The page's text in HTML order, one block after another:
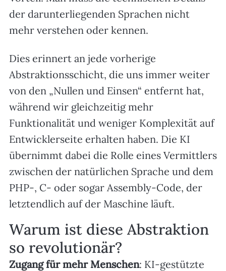
der darunterliegenden Sprachen nicht
mehr verstehen oder kennen.
Dies erinnert an jede vorherige
Abstraktionsschicht, die uns immer weiter
von den „Nullen und Einsen“ entfernt hat,
während wir gleichzeitig mehr
Funktionalität und weniger Komplexität auf
Entwicklerseite erhalten haben. Die KI
übernimmt dabei die Rolle eines Vermittlers
zwischen der natürlichen Sprache und dem
PHP-, C- oder sogar Assembly-Code, der
letztendlich auf der Maschine läuft.
Warum ist diese Abstraktion
so revolutionär?
Zugang für mehr Menschen: KI-gestützte